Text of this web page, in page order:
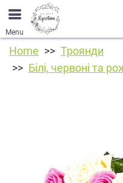
Menu
Home
Троянди
Білі, червоні та